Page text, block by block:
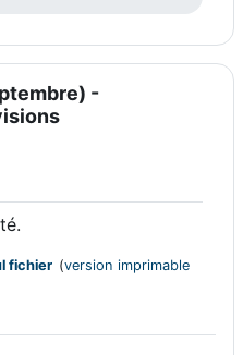
-
fichier (version imprimable